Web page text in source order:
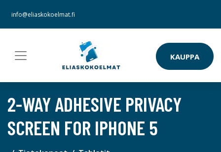
info@eliaskokoelmat.fi
KAUPPA
2-WAY ADHESIVE PRIVACY
SCREEN FOR IPHONE 5